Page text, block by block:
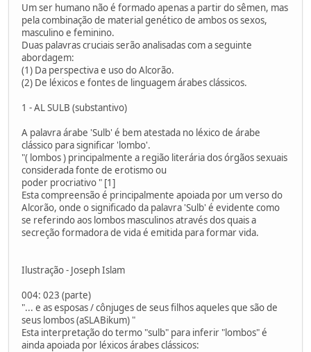
Um ser humano não é formado apenas a partir do sêmen, mas
pela combinação de material genético de ambos os sexos,
masculino e feminino.
Duas palavras cruciais serão analisadas com a seguinte
abordagem:
(1) Da perspectiva e uso do Alcorão.
(2) De léxicos e fontes de linguagem árabes clássicos.
1 - AL SULB (substantivo)
A palavra árabe 'Sulb' é bem atestada no léxico de árabe
clássico para significar 'lombo'.
"( lombos ) principalmente a região literária dos órgãos sexuais
considerada fonte de erotismo ou
poder procriativo " [1]
Esta compreensão é principalmente apoiada por um verso do
Alcorão, onde o significado da palavra 'Sulb' é evidente como
se referindo aos lombos masculinos através dos quais a
secreção formadora de vida é emitida para formar vida.
Ilustração - Joseph Islam
004: 023 (parte)
"... e as esposas / cônjuges de seus filhos aqueles que são de
seus lombos (aSLABikum) "
Esta interpretação do termo "sulb" para inferir "lombos" é
ainda apoiada por léxicos árabes clássicos: